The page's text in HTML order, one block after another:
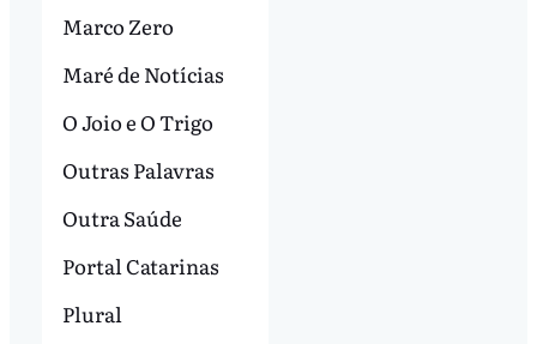
Marco Zero
Maré de Notícias
O Joio e O Trigo
Outras Palavras
Outra Saúde
Portal Catarinas
Plural